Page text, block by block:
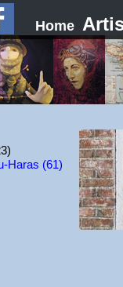
Home
Haras (61)